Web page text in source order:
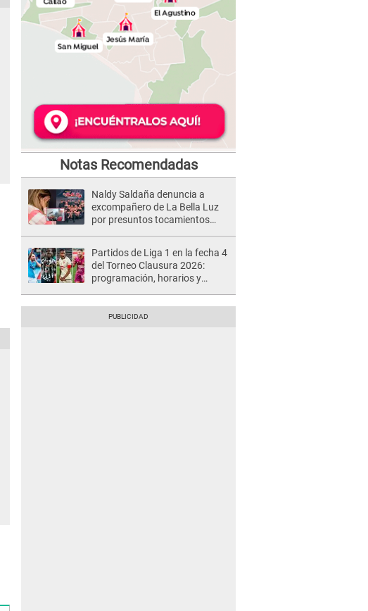
Notas Recomendadas
Naldy Saldaña denuncia a
excompañero de La Bella Luz
por presuntos tocamientos
Partidos de Liga 1 en la fecha 4
del Torneo Clausura 2026:
programación, horarios y